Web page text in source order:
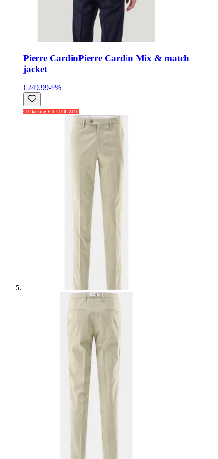
Pierre CardinPierre Cardin Mix & match
jacket
€249.99-9%
€10 korting V.A. €100: Z010